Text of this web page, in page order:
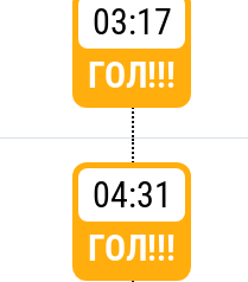
03:17
ГОЛ!!!
04:31
ГОЛ!!!